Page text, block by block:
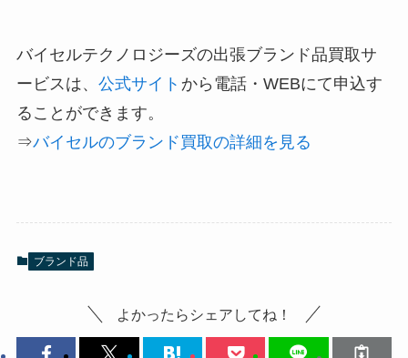
バイセルテクノロジーズの出張ブランド品買取サ
ービスは、 公式サイト から電話・WEBにて申込す
ることができます。
⇒バイセルのブランド買取の詳細を見る
ブランド品
よかったらシェアしてね！